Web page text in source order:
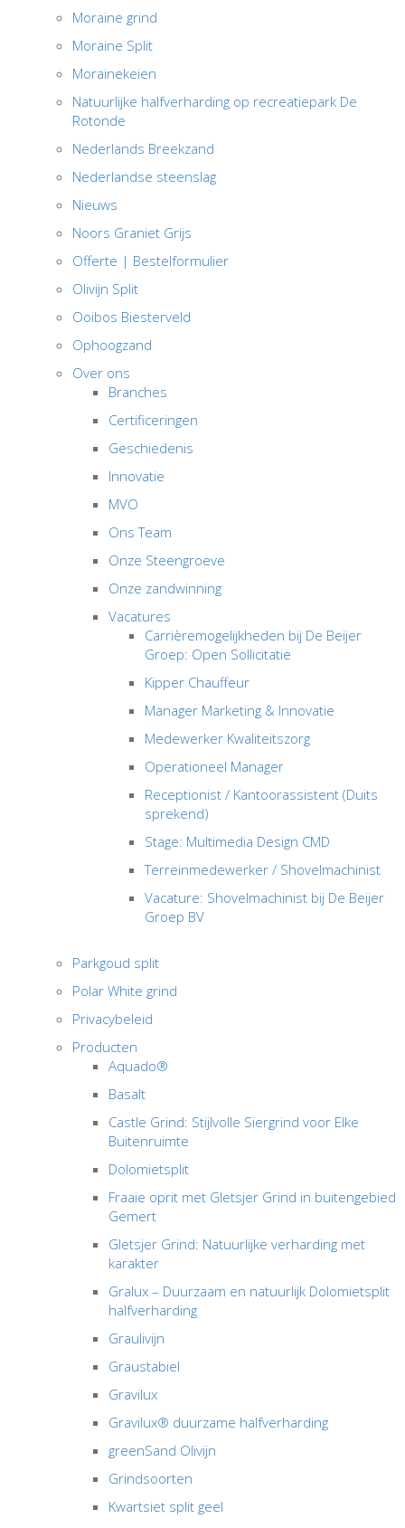
Moraine grind
Moraine Split
Morainekeien
Natuurlijke halfverharding op recreatiepark De
Rotonde
Nederlands Breekzand
Nederlandse steenslag
Nieuws
Noors Graniet Grijs
Offerte | Bestelformulier
Olivijn Split
Ooibos Biesterveld
Ophoogzand
Over ons
Branches
Certificeringen
Geschiedenis
Innovatie
MVO
Ons Team
Onze Steengroeve
Onze zandwinning
Vacatures
Carrièremogelijkheden bij De Beijer
Groep: Open Sollicitatie
Kipper Chauffeur
Manager Marketing & Innovatie
Medewerker Kwaliteitszorg
Operationeel Manager
Receptionist / Kantoorassistent (Duits
sprekend)
Stage: Multimedia Design CMD
Terreinmedewerker / Shovelmachinist
Vacature: Shovelmachinist bij De Beijer
Groep BV
Parkgoud split
Polar White grind
Privacybeleid
Producten
Aquado®
Basalt
Castle Grind: Stijlvolle Siergrind voor Elke
Buitenruimte
Dolomietsplit
Fraaie oprit met Gletsjer Grind in buitengebied
Gemert
Gletsjer Grind: Natuurlijke verharding met
karakter
Gralux – Duurzaam en natuurlijk Dolomietsplit
halfverharding
Graulivijn
Graustabiel
Gravilux
Gravilux® duurzame halfverharding
greenSand Olivijn
Grindsoorten
Kwartsiet split geel